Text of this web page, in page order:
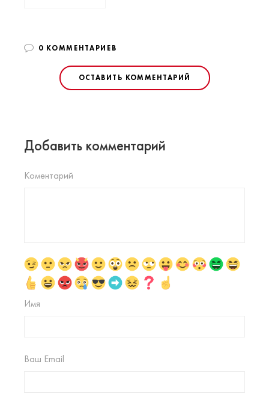
0 КОММЕНТАРИЕВ
ОСТАВИТЬ КОММЕНТАРИЙ
Добавить комментарий
Коментарий
Имя
Ваш Email